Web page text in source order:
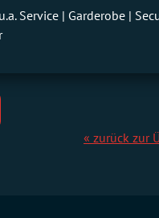
u.a. Service | Garderobe |
« zurück zur